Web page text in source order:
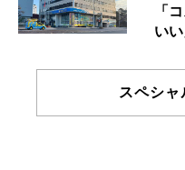
「
いい
スペシャ